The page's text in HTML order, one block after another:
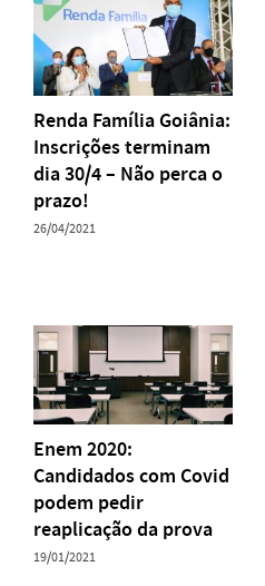
Renda Família Goiânia:
Inscrições terminam
dia 30/4 – Não perca o
prazo!
26/04/2021
Enem 2020:
Candidados com Covid
podem pedir
reaplicação da prova
19/01/2021